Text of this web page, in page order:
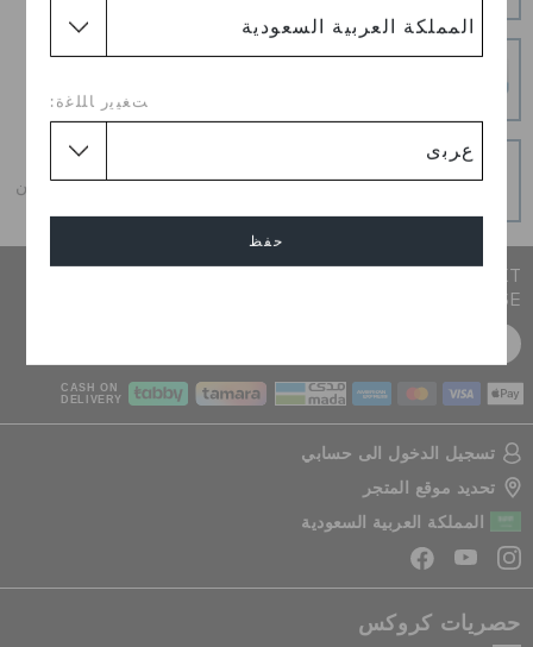
ﺖﻐﻴﻳﺭ ﺎﻠﻠﻏﺓ:
حفظ
عمليات دفع آمنة
و قسطه على دفعات
احصل على ما تحب اليوم ، و قسطه على دفعات ، دائما بدون
JOIN CROCS CLUB & GET 15% OFF ON YOUR NEXT
PURCHASE
CASH ON
DELIVERY
تسجيل الدخول الى حسابي
تحديد موقع المتجر
المملكة العربية السعودية
حصريات كروكس